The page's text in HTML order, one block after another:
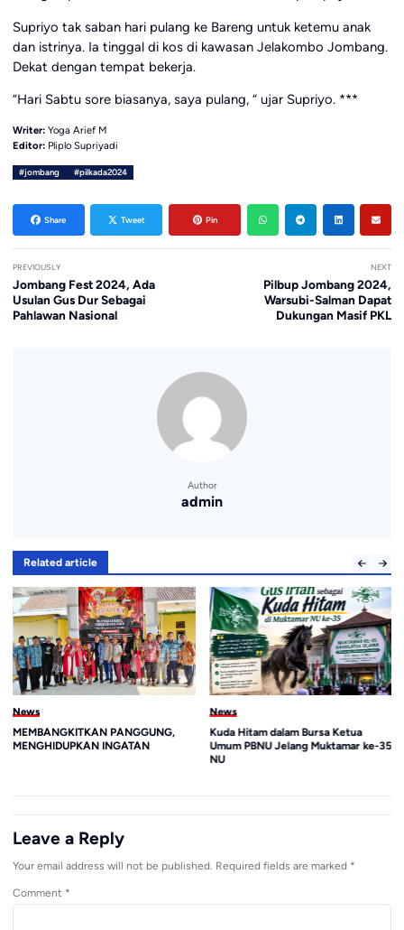
Supriyo tak saban hari pulang ke Bareng untuk ketemu anak
dan istrinya. Ia tinggal di kos di kawasan Jelakombo Jombang.
Dekat dengan tempat bekerja.
“Hari Sabtu sore biasanya, saya pulang, “ ujar Supriyo. ***
Writer: Yoga Arief M
Editor: Pliplo Supriyadi
#jombang #pilkada2024
Share Tweet Pin
PREVIOUSLY
Jombang Fest 2024, Ada
Usulan Gus Dur Sebagai
Pahlawan Nasional
NEXT
Pilbup Jombang 2024,
Warsubi-Salman Dapat
Dukungan Masif PKL
Author
admin
Related article
News
MEMBANGKITKAN PANGGUNG,
MENGHIDUPKAN INGATAN
News
Kuda Hitam dalam Bursa Ketua
Umum PBNU Jelang Muktamar ke-35
NU
Leave a Reply
Your email address will not be published. Required fields are marked *
Comment *